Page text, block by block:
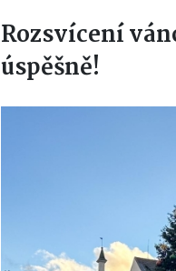
Rozsvícení
úspěšně!